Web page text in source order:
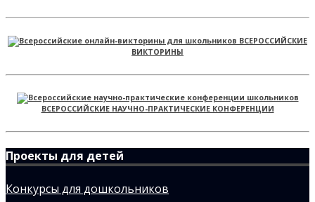
ВСЕРОССИЙСКИЕ
ВИКТОРИНЫ
ВСЕРОССИЙСКИЕ НАУЧНО-ПРАКТИЧЕСКИЕ КОНФЕРЕНЦИИ
Проекты для детей
Конкурсы для дошкольников